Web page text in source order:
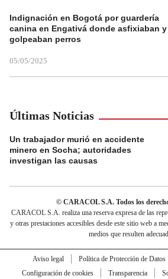
Indignación en Bogotá por guardería
canina en Engativá donde asfixiaban y
golpeaban perros
05/05/2025
Últimas Noticias
Un trabajador murió en accidente
minero en Socha; autoridades
investigan las causas
© CARACOL S.A. Todos los
CARACOL S.A. realiza una reserva expresa de las
y otras prestaciones accesibles desde este sitio web a
medios que resulten
Aviso legal Política de Protección de Datos
Configuración de cookies
Transparencia